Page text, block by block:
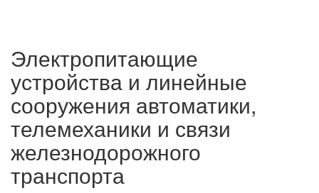
Электропитающие
устройства и линейные
сооружения автоматики,
телемеханики и связи
железнодорожного
транспорта